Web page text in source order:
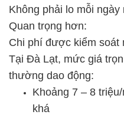
Không phải lo mỗi
Quan trọng hơn:
Chi phí được kiểm soát
Tại Đà Lạt, mức giá
thường dao động:
Khoảng 7 – 8
khá